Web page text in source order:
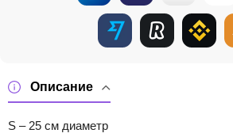
Описание
S – 25 см диаметр